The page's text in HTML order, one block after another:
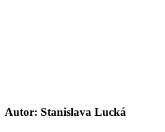
Autor: Stanislava Lucká